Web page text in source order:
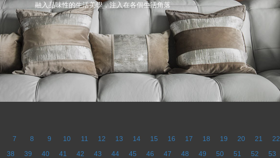
融入品味性的生活美學，注入在各個生活角落
7 8 9 10 11 12 13 14 15 16 17 18 19 20 21 22
38 39 40 41 42 43 44 45 46 47 48 49 50 51 52 53